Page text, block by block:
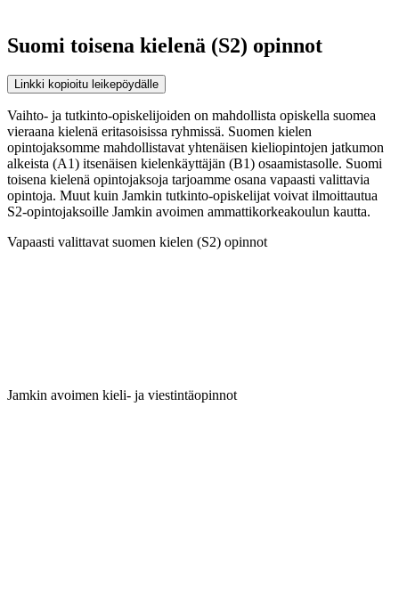
Suomi toisena kielenä (S2) opinnot
Linkki kopioitu leikepöydälle
Vaihto- ja tutkinto-opiskelijoiden on mahdollista opiskella suomea
vieraana kielenä eritasoisissa ryhmissä. Suomen kielen
opintojaksomme mahdollistavat yhtenäisen kieliopintojen jatkumon
alkeista (A1) itsenäisen kielenkäyttäjän (B1) osaamistasolle. Suomi
toisena kielenä opintojaksoja tarjoamme osana vapaasti valittavia
opintoja. Muut kuin Jamkin tutkinto-opiskelijat voivat ilmoittautua
S2-opintojaksoille Jamkin avoimen ammattikorkeakoulun kautta.
Vapaasti valittavat suomen kielen (S2) opinnot
Jamkin avoimen kieli- ja viestintäopinnot